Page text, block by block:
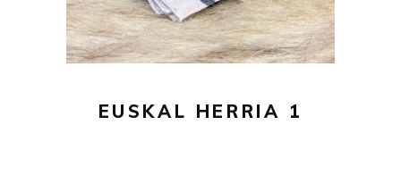
EUSKAL HERRIA 1